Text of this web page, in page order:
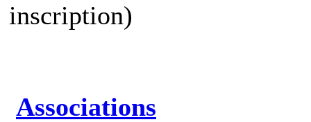
inscription)
Associations